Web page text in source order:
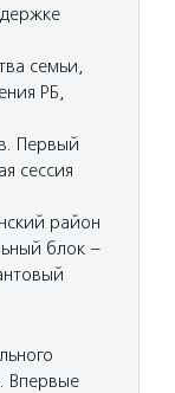
семьи,
РБ,
Первый
сессия
район
блок –
Впервые